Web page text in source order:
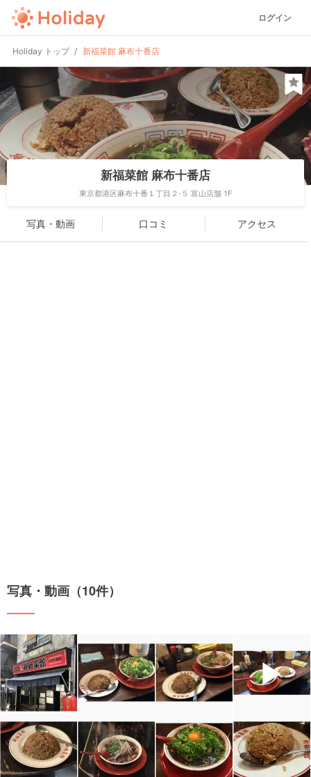
ログイン
Holiday トップ 新福菜館 麻布十番店
新福菜館 麻布十番店
東京都港区麻布十番１丁目２-５ 富山店舗 1F
写真・動画 口コミ アクセス
写真・動画（10件）
▶